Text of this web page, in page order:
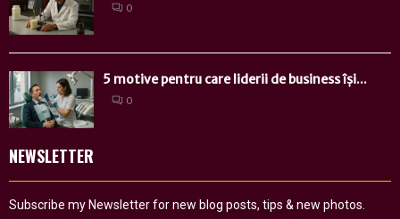
0
5 motive pentru care liderii de business își...
0
NEWSLETTER
Subscribe my Newsletter for new blog posts, tips & new photos.